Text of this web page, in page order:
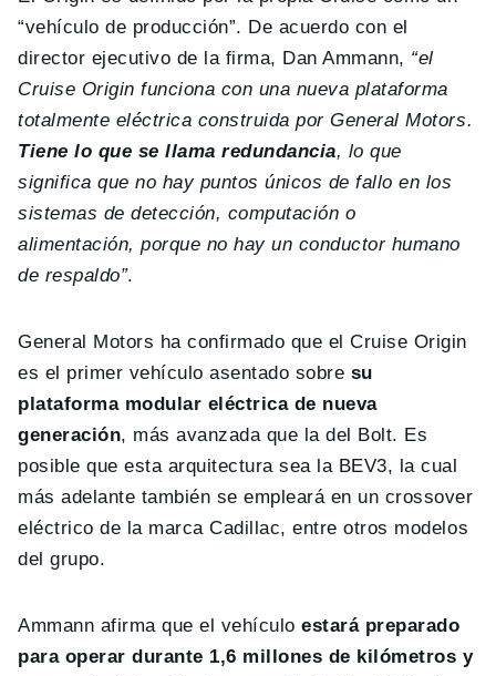
“vehículo de producción”. De acuerdo con el
director ejecutivo de la firma, Dan Ammann, “el
Cruise Origin funciona con una nueva plataforma
totalmente eléctrica construida por General Motors.
Tiene lo que se llama redundancia, lo que
significa que no hay puntos únicos de fallo en los
sistemas de detección, computación o
alimentación, porque no hay un conductor humano
de respaldo”.
General Motors ha confirmado que el Cruise Origin
es el primer vehículo asentado sobre su
plataforma modular eléctrica de nueva
generación, más avanzada que la del Bolt. Es
posible que esta arquitectura sea la BEV3, la cual
más adelante también se empleará en un crossover
eléctrico de la marca Cadillac, entre otros modelos
del grupo.
Ammann afirma que el vehículoestará preparado
para operar durante 1,6 millones de kilómetros y